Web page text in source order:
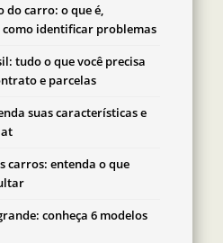
do carro: o que é,
como identificar problemas
tudo o que você precisa
e parcelas
suas características e
carros: entenda o que
conheça 6 modelos